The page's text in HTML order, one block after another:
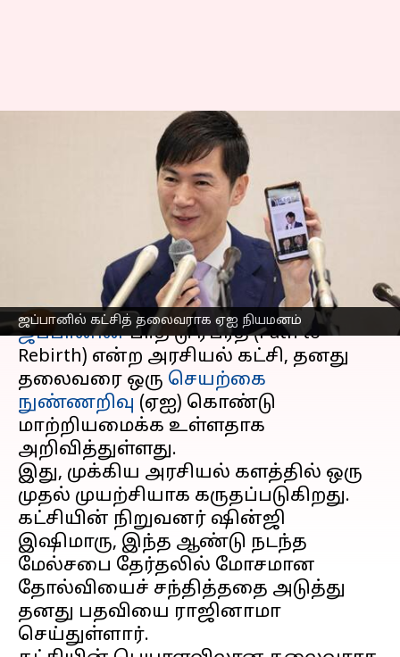
ஜப்பானில் கட்சித் தலைவராக ஏஐ நியமனம்
அரசியலிலும் செயற்கை
நுண்ணறிவு; ஜப்பானில்
கட்சித் தலைவராக ஏஐ
Sekar Chinnappan Sep 18, 2025 07:52 pm
செய்தி முன்னோட்டம்
ஜப்பானின்பாத் டு ரீபர்த் (Path to
Rebirth) என்ற அரசியல் கட்சி, தனது
தலைவரை ஒரு செயற்கை
நுண்ணறிவு (ஏஐ) கொண்டு
மாற்றியமைக்க உள்ளதாக
அறிவித்துள்ளது.
இது, முக்கிய அரசியல் களத்தில் ஒரு
முதல் முயற்சியாக கருதப்படுகிறது.
கட்சியின் நிறுவனர் ஷின்ஜி
இஷிமாரு, இந்த ஆண்டு நடந்த
மேல்சபை தேர்தலில் மோசமான
தோல்வியைச் சந்தித்ததை அடுத்து
தனது பதவியை ராஜினாமா
செய்துள்ளார்.